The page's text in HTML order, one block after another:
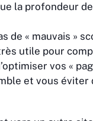
la profondeur
de « mauvais »
utile pour
vos «
et vous éviter